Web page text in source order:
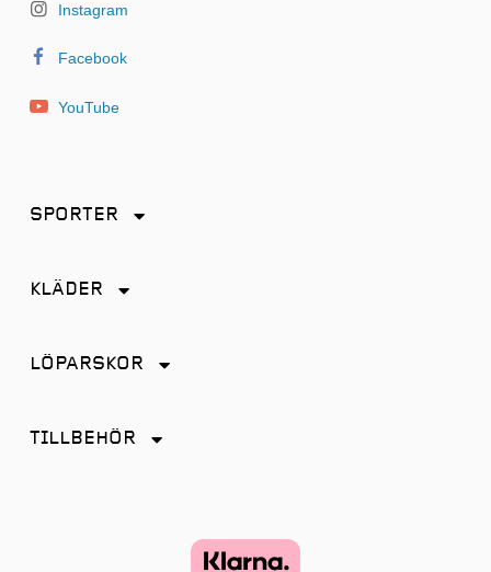
Instagram
Facebook
YouTube
SPORTER
KLÄDER
LÖPARSKOR
TILLBEHÖR